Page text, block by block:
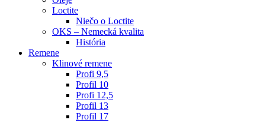
Loctite
Niečo o Loctite
OKS – Nemecká kvalita
História
Remene
Klinové remene
Profi 9,5
Profil 10
Profi 12,5
Profil 13
Profil 17